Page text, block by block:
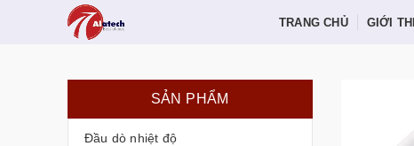
TRANG CHỦ GIỚI
SẢN PHẨM
Đầu dò nhiệt độ